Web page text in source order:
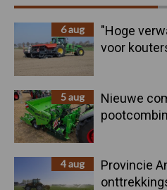
Sidebar
6 aug
"Hoge
voor
5 aug
Nieuwe
4 aug
Provincie